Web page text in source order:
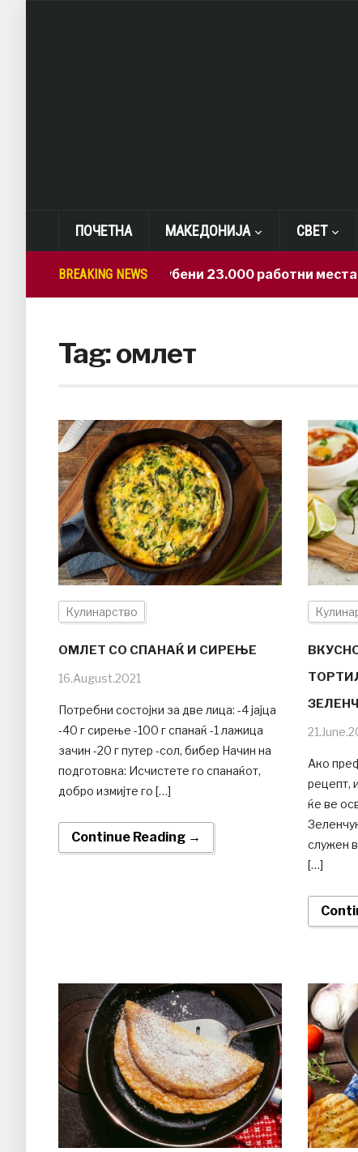
ПОЧЕТНА МАКЕДОНИЈА СВЕТ
BREAKING NEWS
САД: Изгубени 23.000 работни места
Tag:омлет
Кулинарство
ОМЛЕТ СО СПАНАЌ И СИРЕЊЕ
16.August.2021
Потребни состојки за две лица: -4 јајца
-40 г сирење -100 г спанаќ -1 лажица
зачин -20 г путер -сол, бибер Начин на
подготовка: Исчистете го спанаќот,
добро измијте го […]
Continue Reading →
Ако
рецепт,
ќе ве
служен
[…]